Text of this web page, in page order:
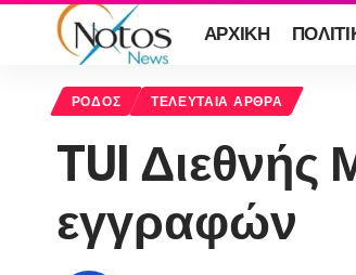
ΑΡΧΙΚΗ
ΡΟΔΟΣ ΤΕΛΕΥΤΑΙΑ ΑΡΘΡΑ
TUI
εγγραφών